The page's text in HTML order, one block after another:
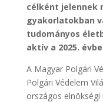
célként jelennek
gyakorlatokban
tudományos
aktív a 2025.
A Magyar Polgári
Polgári Védelem
országos